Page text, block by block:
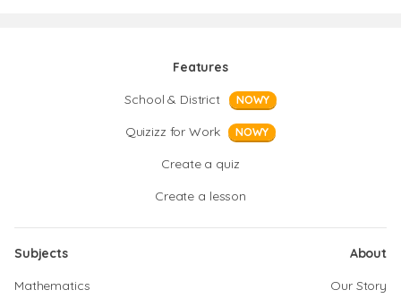
Features
School & District
NOWY
Quizizz for Work NOWY
Create a quiz
Create a lesson
Subjects
Mathematics
About
Our Story